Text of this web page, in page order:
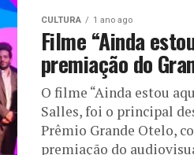
CULTURA 1 ano ago
Filme “Ainda
premiação do
O filme “Ainda estou
Salles, foi o principal
Prêmio Grande Otelo,
premiação do